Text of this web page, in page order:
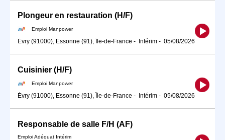
Plongeur en restauration (H/F)
Emploi Manpower
Évry (91000), Essonne (91), Île-de-France - Intérim - 05/08/2026
Cuisinier (H/F)
Emploi Manpower
Évry (91000), Essonne (91), Île-de-France - Intérim - 05/08/2026
Responsable de salle F/H (AF)
Emploi Adéquat Intérim